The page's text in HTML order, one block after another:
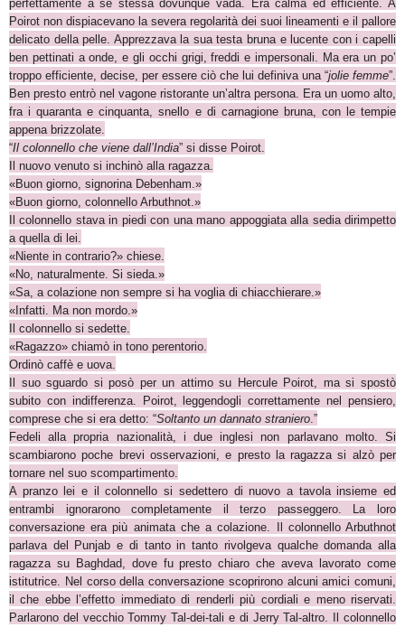
perfettamente a se stessa dovunque vada. Era calma ed efficiente. A
Poirot non dispiacevano la severa regolarità dei suoi lineamenti e il pallore
delicato della pelle. Apprezzava la sua testa bruna e lucente con i capelli
ben pettinati a onde, e gli occhi grigi, freddi e impersonali. Ma era un po’
troppo efficiente, decise, per essere ciò che lui definiva una “jolie femme”.
Ben presto entrò nel vagone ristorante un’altra persona. Era un uomo alto,
fra i quaranta e cinquanta, snello e di carnagione bruna, con le tempie
appena brizzolate.
“Il colonnello che viene dall’India” si disse Poirot.
Il nuovo venuto si inchinò alla ragazza.
«Buon giorno, signorina Debenham.»
«Buon giorno, colonnello Arbuthnot.»
Il colonnello stava in piedi con una mano appoggiata alla sedia dirimpetto
a quella di lei.
«Niente in contrario?» chiese.
«No, naturalmente. Si sieda.»
«Sa, a colazione non sempre si ha voglia di chiacchierare.»
«Infatti. Ma non mordo.»
Il colonnello si sedette.
«Ragazzo» chiamò in tono perentorio.
Ordinò caffè e uova.
Il suo sguardo si posò per un attimo su Hercule Poirot, ma si spostò
subito con indifferenza. Poirot, leggendogli correttamente nel pensiero,
comprese che si era detto: “Soltanto un dannato straniero .”
Fedeli alla propria nazionalità, i due inglesi non parlavano molto. Si
scambiarono poche brevi osservazioni, e presto la ragazza si alzò per
tornare nel suo scompartimento.
A pranzo lei e il colonnello si sedettero di nuovo a tavola insieme ed
entrambi ignorarono completamente il terzo passeggero. La loro
conversazione era più animata che a colazione. Il colonnello Arbuthnot
parlava del Punjab e di tanto in tanto rivolgeva qualche domanda alla
ragazza su Baghdad, dove fu presto chiaro che aveva lavorato come
istitutrice. Nel corso della conversazione scoprirono alcuni amici comuni,
il che ebbe l’effetto immediato di renderli più cordiali e meno riservati.
Parlarono del vecchio Tommy Tal-dei-tali e di Jerry Tal-altro. Il colonnello